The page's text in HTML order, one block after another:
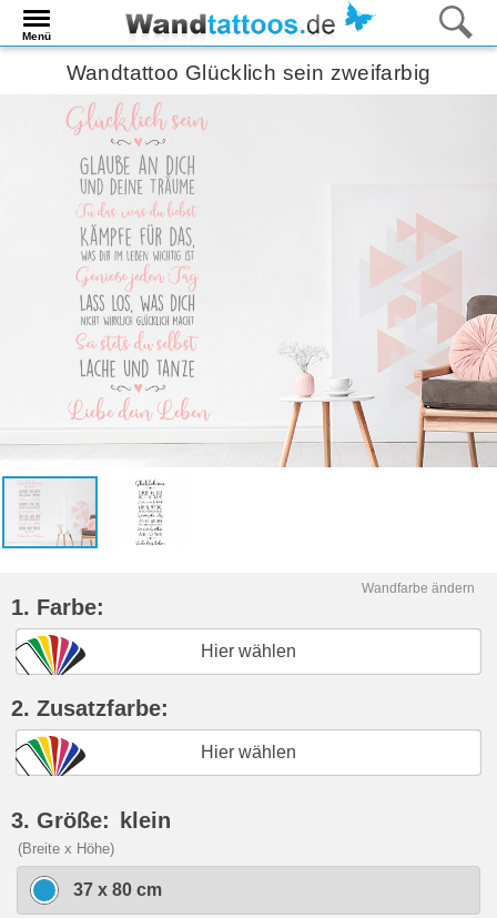
Menü
Wandtattoo Glücklich sein zweifarbig
Wandfarbe ändern
1. Farbe:
Hier wählen
2. Zusatzfarbe:
Hier wählen
3. Größe: klein
(Breite x Höhe)
37 x 80 cm